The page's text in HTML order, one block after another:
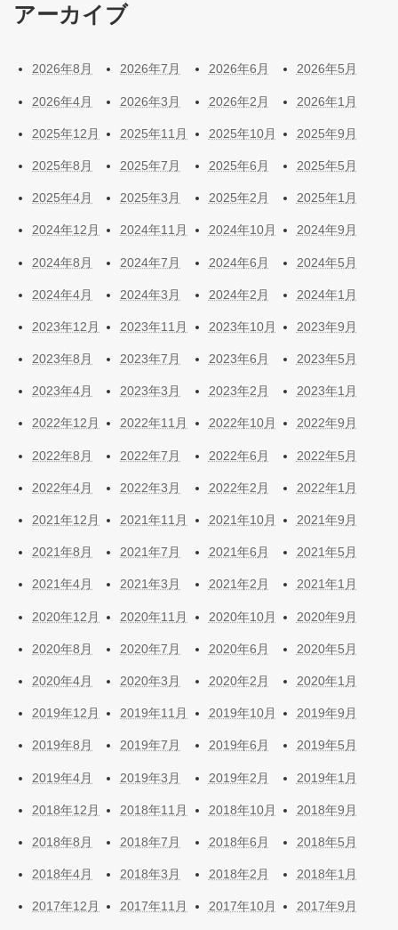
アーカイブ
2026年8月 2026年7月 2026年6月 2026年5月
2026年4月 2026年3月 2026年2月 2026年1月
2025年12月 2025年11月 2025年10月 2025年9月
2025年8月 2025年7月 2025年6月 2025年5月
2025年4月 2025年3月 2025年2月 2025年1月
2024年12月 2024年11月 2024年10月 2024年9月
2024年8月 2024年7月 2024年6月 2024年5月
2024年4月 2024年3月 2024年2月 2024年1月
2023年12月 2023年11月 2023年10月 2023年9月
2023年8月 2023年7月 2023年6月 2023年5月
2023年4月 2023年3月 2023年2月 2023年1月
2022年12月 2022年11月 2022年10月 2022年9月
2022年8月 2022年7月 2022年6月 2022年5月
2022年4月 2022年3月 2022年2月 2022年1月
2021年12月 2021年11月 2021年10月 2021年9月
2021年8月 2021年7月 2021年6月 2021年5月
2021年4月 2021年3月 2021年2月 2021年1月
2020年12月 2020年11月 2020年10月 2020年9月
2020年8月 2020年7月 2020年6月 2020年5月
2020年4月 2020年3月 2020年2月 2020年1月
2019年12月 2019年11月 2019年10月 2019年9月
2019年8月 2019年7月 2019年6月 2019年5月
2019年4月 2019年3月 2019年2月 2019年1月
2018年12月 2018年11月 2018年10月 2018年9月
2018年8月 2018年7月 2018年6月 2018年5月
2018年4月 2018年3月 2018年2月 2018年1月
2017年12月 2017年11月 2017年10月 2017年9月